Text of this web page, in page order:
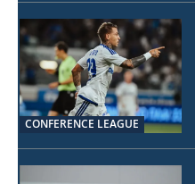
CONFERENCE LEAGUE